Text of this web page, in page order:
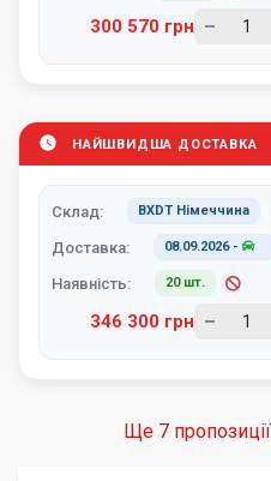
300 570 грн
НАЙШВИДША ДОСТАВКА
Склад: BXDT Німеччина
Доставка: 08.09.2026-
Наявність: 20 шт.
346 300 грн